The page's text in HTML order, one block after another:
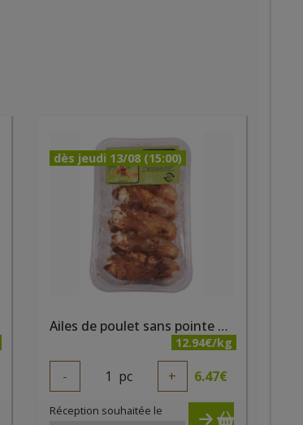
dès jeudi 13/08 (15:00)
Ailes de poulet sans pointe marinées bio +/- 500 gr Belki
12.94€/kg
- 1 pc + 6.47€
Réception souhaitée le